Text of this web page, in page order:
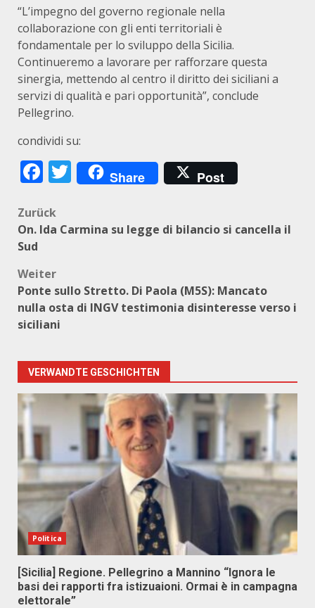
“L’impegno del governo regionale nella
collaborazione con gli enti territoriali è
fondamentale per lo sviluppo della Sicilia.
Continueremo a lavorare per rafforzare questa
sinergia, mettendo al centro il diritto dei siciliani a
servizi di qualità e pari opportunità”, conclude
Pellegrino.
condividi su:
Facebook
Twitter
Share Post
Beitragsnavigation
Zurück
On. Ida Carmina su legge di bilancio si cancella il
Sud
Weiter
Ponte sullo Stretto. Di Paola (M5S): Mancato
nulla osta di INGV testimonia disinteresse verso i
siciliani
VERWANDTE GESCHICHTEN
Politica
[Sicilia] Regione. Pellegrino a Mannino “Ignora le
basi dei rapporti fra istizuaioni. Ormai è in campagna
elettorale”